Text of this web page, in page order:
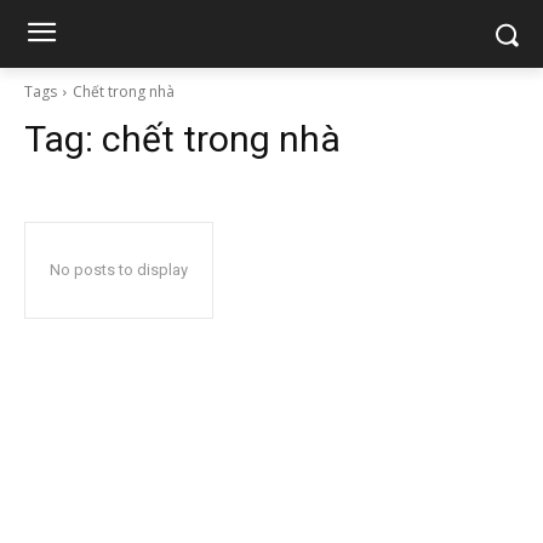
Tags Chết trong nhà
Tag: chết trong nhà
No posts to display